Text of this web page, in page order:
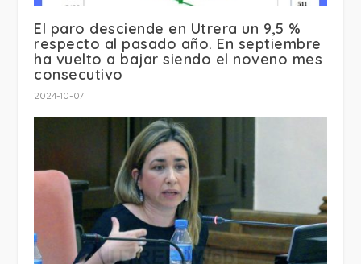
El paro desciende en Utrera un 9,5 %
respecto al pasado año. En septiembre
ha vuelto a bajar siendo el noveno mes
consecutivo
2024-10-07